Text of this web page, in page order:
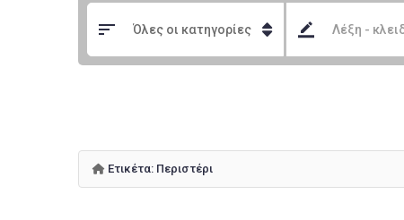
Ετικέτα: Περιστέρι